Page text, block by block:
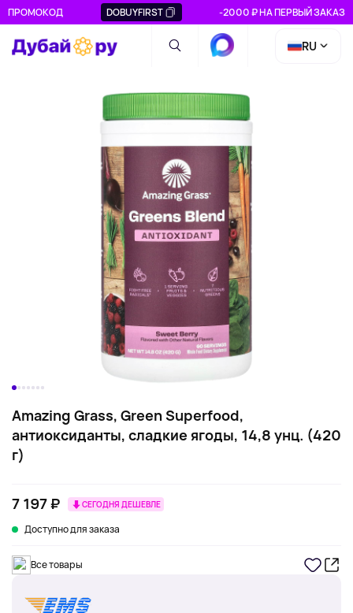
ПРОМОКОД DOBUYFIRST -2000 ₽ НА ПЕРВЫЙ ЗАКАЗ
RU
Amazing Grass, Green Superfood,
антиоксиданты, сладкие ягоды, 14,8 унц. (420
г)
7 197 ₽ СЕГОДНЯ ДЕШЕВЛЕ
Доступно для заказа
Все товары